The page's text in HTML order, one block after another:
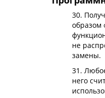
30.
образом
не
замены.
31.
него